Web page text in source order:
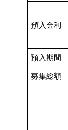
預入金利
預入期間
募集総額